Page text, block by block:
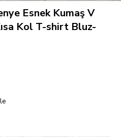
Esnek Kumaş V
Kol T-shirt Bluz-